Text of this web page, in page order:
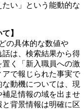
たい」という能動的な
】
の具体的な数値や
話は、検索結果から得
く「新入職員への激
で報じられた事実で
動機については、現
足情報の域を出ませ
背景情報は明確に区